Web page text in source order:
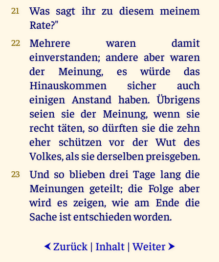
21
Was sagt ihr zu diesem meinem
Rate?"
22
Mehrere waren damit
einverstanden; andere aber waren
der Meinung, es würde das
Hinauskommen sicher auch
einigen Anstand haben. Übrigens
seien sie der Meinung, wenn sie
recht täten, so dürften sie die zehn
eher schützen vor der Wut des
Volkes, als sie derselben preisgeben.
23
Und so blieben drei Tage lang die
Meinungen geteilt; die Folge aber
wird es zeigen, wie am Ende die
Sache ist entschieden worden.
⮜ Zurück | Inhalt |Weiter ⮞